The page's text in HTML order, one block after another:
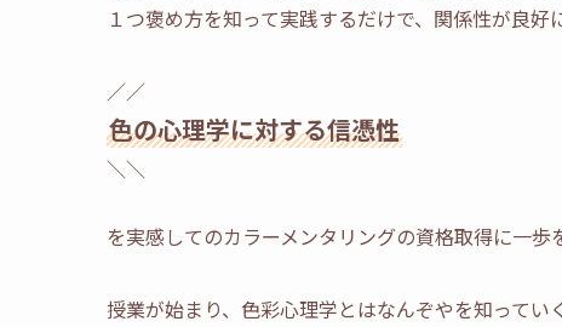
１つ褒め方を知って実践するだけで、関係性が良好
／／
色の心理学に対する信憑性
＼＼
を実感してのカラーメンタリングの資格取得に一歩
授業が始まり、色彩心理学とはなんぞやを知ってい